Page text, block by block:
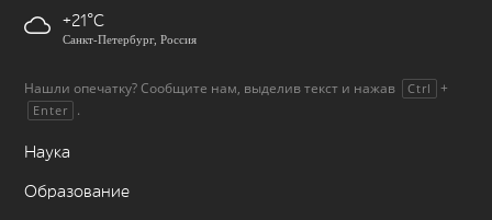
+21
Санкт-Петербург, Россия
Нашли опечатку? Сообщите нам, выделив текст и нажав Ctrl +
Enter .
Наука
Образование